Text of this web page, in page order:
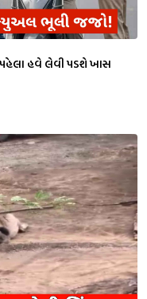
પહેલા હવે લેવી પડશે ખાસ